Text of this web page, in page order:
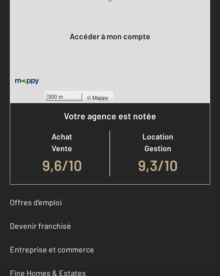
500 m ©Mappy
Accéder à mon compte
Votre agence est notée
Achat
Vente
9,6/10
Location
Gestion
9,3/10
Offres d'emploi
Devenir franchisé
Entreprise et commerce
Fine Homes & Estates